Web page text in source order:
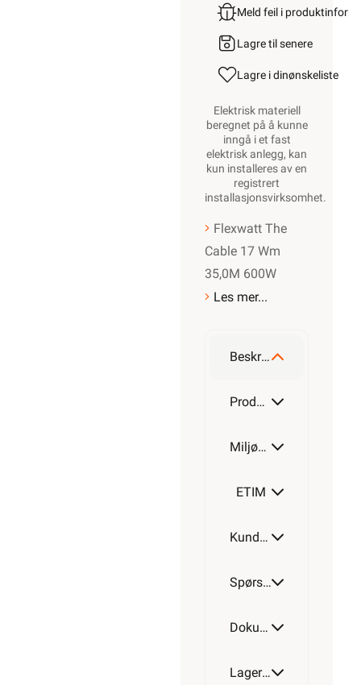
Meld feil i
Lagre til senere
Lagre i dinønskeliste
Elektrisk materiell
beregnet på å kunne
inngå i et fast
elektrisk anlegg, kan
kun installeres av en
registrert
installasjonsvirksomhet.
Flexwatt The
Cable 17 Wm
35,0M 600W
Les mer...
Beskrivelse
Produktdetaljer
Miljøparametere
ETIM
Kundeomtale
Spørsmål og svar
Dokumentasjon
Lagerstatus